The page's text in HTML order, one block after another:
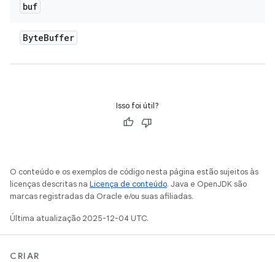
buf
ByteBuffer
Isso foi útil?
O conteúdo e os exemplos de código nesta página estão sujeitos às
licenças descritas na Licença de conteúdo. Java e OpenJDK são
marcas registradas da Oracle e/ou suas afiliadas.
Última atualização 2025-12-04 UTC.
CRIAR